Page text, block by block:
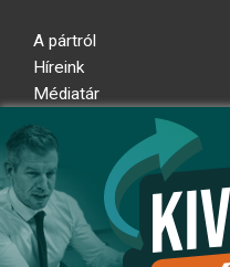
A pártról
Híreink
Médiatár
Adatkezelési nyilatkozat
Átláthatósági nyilatkozat
Ugrás az oldal tetejére